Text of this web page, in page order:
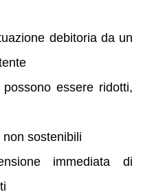
debitoria da un
essere ridotti,
sostenibili
immediata di